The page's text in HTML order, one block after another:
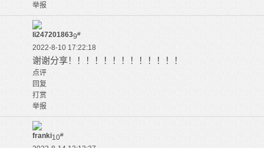
举报
li2472018639#
2022-8-10 17:22:18
谢谢分享！！！！！！！！！！！！！
点评
回复
打赏
举报
franki10#